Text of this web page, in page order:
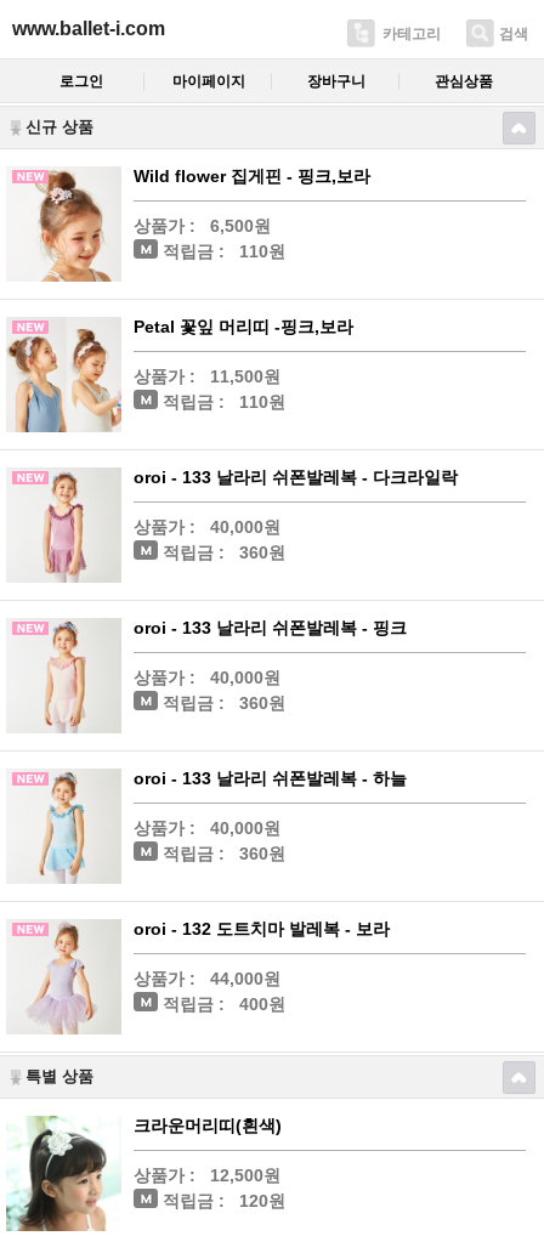
www.ballet-i.com 카테고리 검색
로그인 마이페이지 장바구니 관심상품
신규 상품
Wild flower 집게핀 - 핑크,보라
상품가 :
6,500원
적립금 :
110원
Petal 꽃잎 머리띠 -핑크,보라
상품가 :
11,500원
적립금 :
110원
oroi - 133 날라리 쉬폰발레복 - 다크라일락
상품가 :
40,000원
적립금 :
360원
oroi - 133 날라리 쉬폰발레복 - 핑크
상품가 :
40,000원
적립금 :
360원
oroi - 133 날라리 쉬폰발레복 - 하늘
상품가 :
40,000원
적립금 :
360원
oroi - 132 도트치마 발레복 - 보라
상품가 :
44,000원
적립금 :
400원
특별 상품
크라운머리띠(흰색)
상품가 :
12,500원
적립금 :
120원